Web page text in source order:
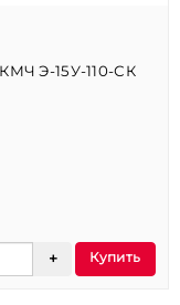
Э-15У-110-СК
Купить